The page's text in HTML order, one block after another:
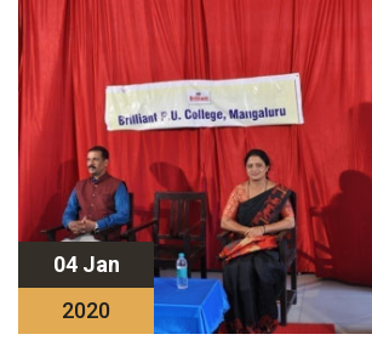
04 Jan
2020